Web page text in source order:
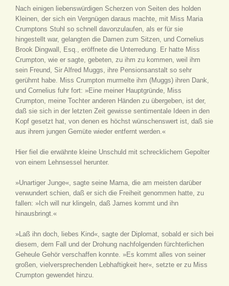
Nach einigen liebenswürdigen Scherzen von Seiten des holden
Kleinen, der sich ein Vergnügen daraus machte, mit Miss Maria
Crumptons Stuhl so schnell davonzulaufen, als er für sie
hingestellt war, gelangten die Damen zum Sitzen, und Cornelius
Brook Dingwall, Esq., eröffnete die Unterredung. Er hatte Miss
Crumpton, wie er sagte, gebeten, zu ihm zu kommen, weil ihm
sein Freund, Sir Alfred Muggs, ihre Pensionsanstalt so sehr
gerühmt habe. Miss Crumpton murmelte ihm (Muggs) ihren Dank,
und Cornelius fuhr fort: »Eine meiner Hauptgründe, Miss
Crumpton, meine Tochter anderen Händen zu übergeben, ist der,
daß sie sich in der letzten Zeit gewisse sentimentale Ideen in den
Kopf gesetzt hat, von denen es höchst wünschenswert ist, daß sie
aus ihrem jungen Gemüte wieder entfernt werden.«
Hier fiel die erwähnte kleine Unschuld mit schrecklichem Gepolter
von einem Lehnsessel herunter.
»Unartiger Junge«, sagte seine Mama, die am meisten darüber
verwundert schien, daß er sich die Freiheit genommen hatte, zu
fallen: »Ich will nur klingeln, daß James kommt und ihn
hinausbringt.«
»Laß ihn doch, liebes Kind«, sagte der Diplomat, sobald er sich bei
diesem, dem Fall und der Drohung nachfolgenden fürchterlichen
Geheule Gehör verschaffen konnte. »Es kommt alles von seiner
großen, vielversprechenden Lebhaftigkeit her«, setzte er zu Miss
Crumpton gewendet hinzu.